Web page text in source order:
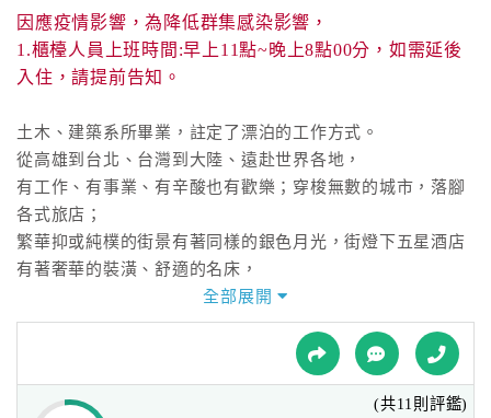
訂
房
HOT
特
色
民
宿
球
因應疫情影響，為降低群集感染影響，
1.櫃檯人員上班時間:早上11點~晚上8點00分，如需延後
入住，請提前告知。
土木、建築系所畢業，註定了漂泊的工作方式。
從高雄到台北、台灣到大陸、遠赴世界各地，
有工作、有事業、有辛酸也有歡樂；穿梭無數的城市，落腳
各式旅店；
繁華抑或純樸的街景有著同樣的銀色月光，街燈下五星酒店
有著奢華的裝潢、舒適的名床，
商務旅館設備一般、侷促的空間裡只能擺放著長度略嫌不足
又有點硬的床。
它們給我唯一的共同感觸是有點冰冷沒有家的溫暖，枕頭聞
夜深了湧上絲絲落寞鄉愁...想家。
全部展開
(共11則評鑑)